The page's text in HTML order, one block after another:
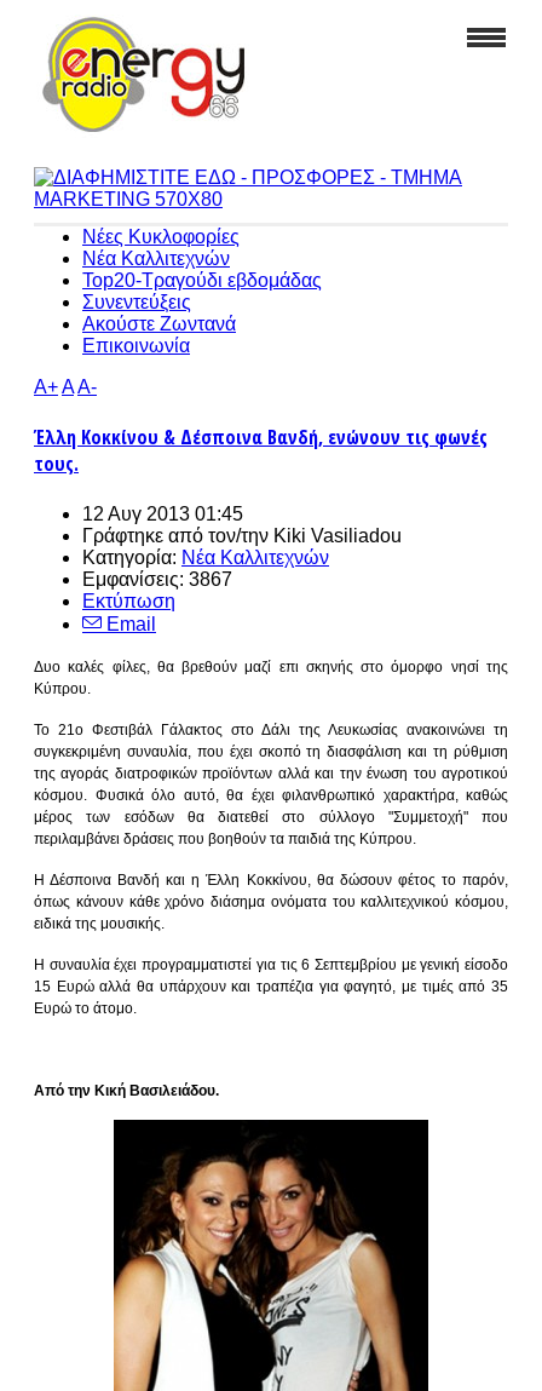
Νέες Κυκλοφορίες
Νέα Καλλιτεχνών
Top20-Τραγούδι εβδομάδας
Συνεντεύξεις
Ακούστε Ζωντανά
Επικοινωνία
A+AA-
Έλλη Κοκκίνου & Δέσποινα Βανδή, ενώνουν τις φωνές
τους.
12 Αυγ 2013 01:45
Γράφτηκε από τον/την Kiki Vasiliadou
Κατηγορία: Νέα Καλλιτεχνών
Εμφανίσεις: 3867
Εκτύπωση
Email
Δυο καλές φίλες, θα βρεθούν μαζί επι σκηνής στο όμορφο νησί της
Κύπρου.
Το 21ο Φεστιβάλ Γάλακτος στο Δάλι της Λευκωσίας ανακοινώνει τη
συγκεκριμένη συναυλία, που έχει σκοπό τη διασφάλιση και τη ρύθμιση
της αγοράς διατροφικών προϊόντων αλλά και την ένωση του αγροτικού
κόσμου. Φυσικά όλο αυτό, θα έχει φιλανθρωπικό χαρακτήρα, καθώς
μέρος των εσόδων θα διατεθεί στο σύλλογο "Συμμετοχή" που
περιλαμβάνει δράσεις που βοηθούν τα παιδιά της Κύπρου.
Η Δέσποινα Βανδή και η Έλλη Κοκκίνου, θα δώσουν φέτος το παρόν,
όπως κάνουν κάθε χρόνο διάσημα ονόματα του καλλιτεχνικού κόσμου,
ειδικά της μουσικής.
Η συναυλία έχει προγραμματιστεί για τις 6 Σεπτεμβρίου με γενική είσοδο
15 Ευρώ αλλά θα υπάρχουν και τραπέζια για φαγητό, με τιμές από 35
Ευρώ το άτομο.
Από την Κική Βασιλειάδου.